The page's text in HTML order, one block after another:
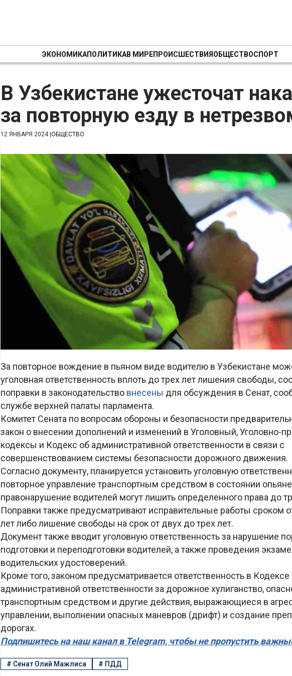
ЭКОНОМИКАПОЛИТИКАВ МИРЕПРОИСШЕСТВИЯОБЩЕСТВОСПОРТ
В Узбекистане ужесточат
за повторную езду в
12 ЯНВАРЯ 2024| ОБЩЕСТВО
За повторное вождение в пьяном виде водителю в Узбекистане
уголовная ответственность вплоть до трех лет лишения свободы,
поправки в законодательство внесены для обсуждения в Сенат,
службе верхней палаты парламента.
Комитет Сената по вопросам обороны и безопасности
закон о внесении дополнений и изменений в Уголовный, Уголовно-
кодексы и Кодекс об административной ответственности в связи с
совершенствованием системы безопасности дорожного движения.
Согласно документу, планируется установить уголовную
повторное управление транспортным средством в состоянии
правонарушение водителей могут лишить определенного права до
Поправки также предусматривают исправительные работы сроком
лет либо лишение свободы на срок от двух до трех лет.
Документ также вводит уголовную ответственность за нарушение
подготовки и переподготовки водителей, а также проведения
водительских удостоверений.
Кроме того, законом предусматривается ответственность в Кодексе
административной ответственности за дорожное хулиганство,
транспортным средством и другие действия, выражающиеся в
управлении, выполнении опасных маневров (дрифт) и создание
дорогах.
Подпишитесь на наш канал в Telegram, чтобы не пропустить
# Сенат Олий Мажлиса # ПДД